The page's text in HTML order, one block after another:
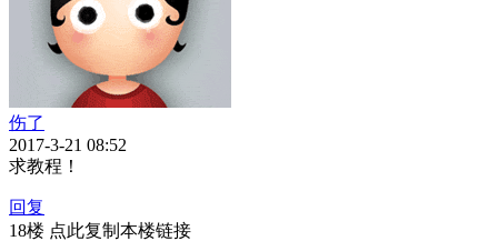
伤了
2017-3-21 08:52
求教程！
回复
18楼 点此复制本楼链接